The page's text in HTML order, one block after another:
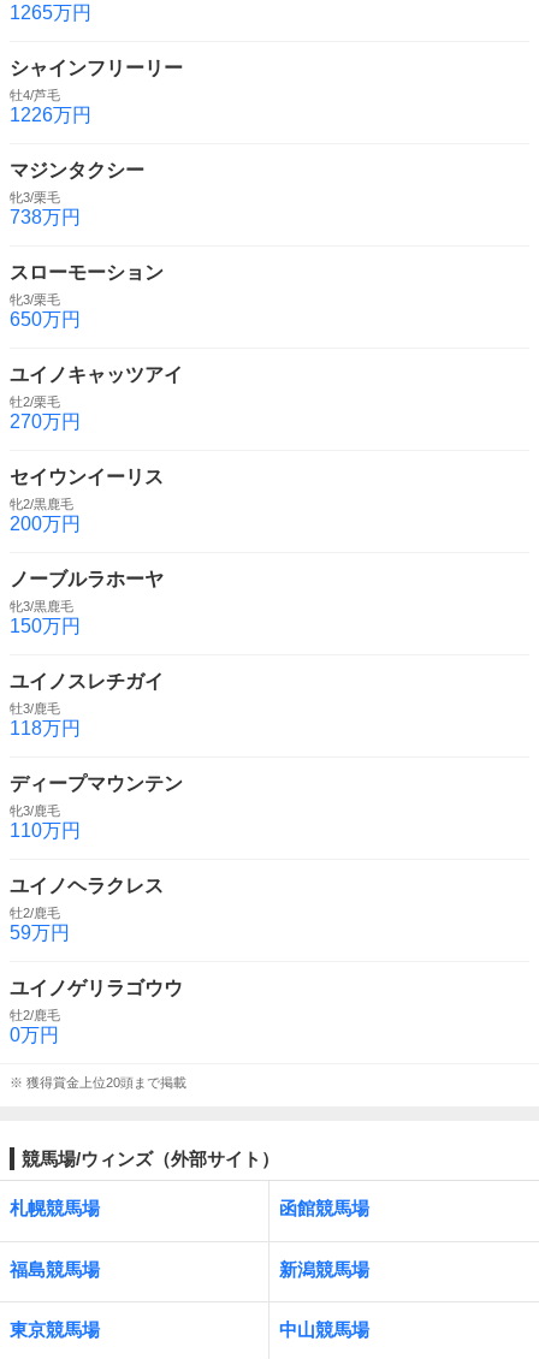
1265万円
シャインフリーリー
牡4/芦毛
1226万円
マジンタクシー
牝3/栗毛
738万円
スローモーション
牝3/栗毛
650万円
ユイノキャッツアイ
牡2/栗毛
270万円
セイウンイーリス
牝2/黒鹿毛
200万円
ノーブルラホーヤ
牝3/黒鹿毛
150万円
ユイノスレチガイ
牡3/鹿毛
118万円
ディープマウンテン
牝3/鹿毛
110万円
ユイノヘラクレス
牡2/鹿毛
59万円
ユイノゲリラゴウウ
牡2/鹿毛
0万円
※ 獲得賞金上位20頭まで掲載
競馬場/ウィンズ（外部サイト）
札幌競馬場 函館競馬場
福島競馬場 新潟競馬場
東京競馬場 中山競馬場